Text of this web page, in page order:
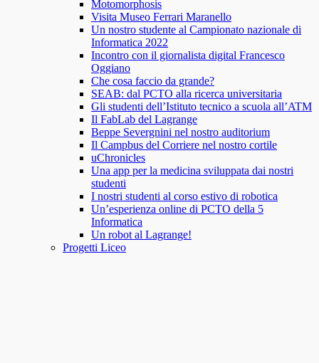
Motomorphosis
Visita Museo Ferrari Maranello
Un nostro studente al Campionato nazionale di
Informatica 2022
Incontro con il giornalista digital Francesco
Oggiano
Che cosa faccio da grande?
SEAB: dal PCTO alla ricerca universitaria
Gli studenti dell’Istituto tecnico a scuola all’ATM
Il FabLab del Lagrange
Beppe Severgnini nel nostro auditorium
Il Campbus del Corriere nel nostro cortile
uChronicles
Una app per la medicina sviluppata dai nostri
studenti
I nostri studenti al corso estivo di robotica
Un’esperienza online di PCTO della 5
Informatica
Un robot al Lagrange!
Progetti Liceo